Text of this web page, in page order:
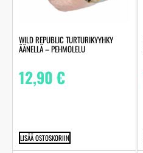
WILD REPUBLIC TURTURIKYYHKY
ÄÄNELLÄ – PEHMOLELU
12,90€
LISÄÄ OSTOSKORIIN